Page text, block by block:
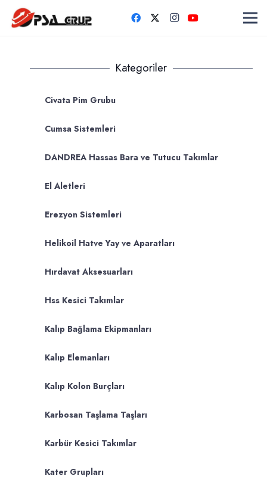
Kategoriler
Civata Pim Grubu
Cumsa Sistemleri
DANDREA Hassas Bara ve Tutucu Takımlar
El Aletleri
Erezyon Sistemleri
Helikoil Hatve Yay ve Aparatları
Hırdavat Aksesuarları
Hss Kesici Takımlar
Kalıp Bağlama Ekipmanları
Kalıp Elemanları
Kalıp Kolon Burçları
Karbosan Taşlama Taşları
Karbür Kesici Takımlar
Kater Grupları